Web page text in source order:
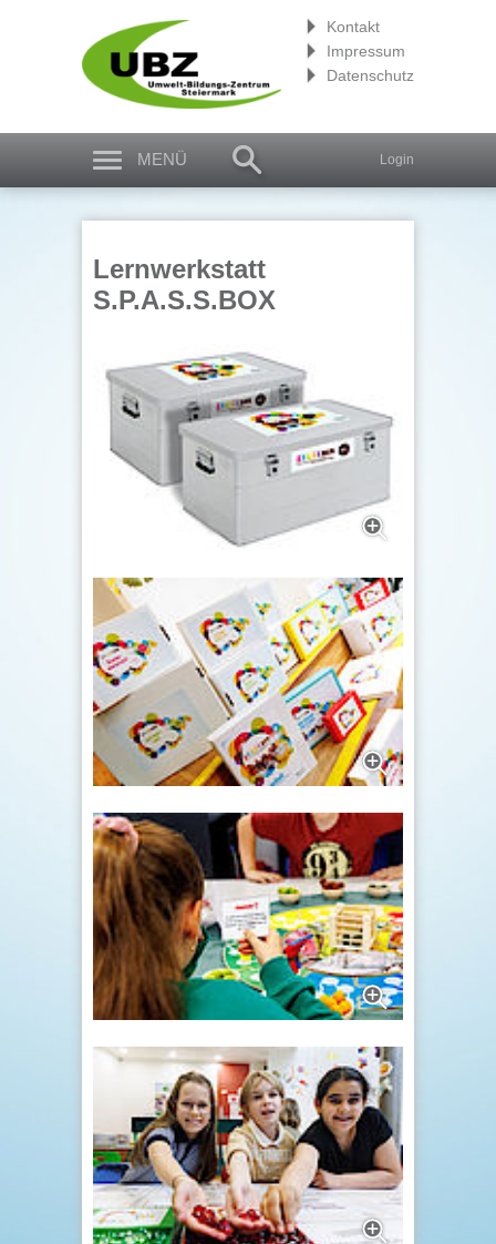
Kontakt
Impressum
Datenschutz
Login
MENÜ
Lernwerkstatt
S.P.A.S.S.BOX